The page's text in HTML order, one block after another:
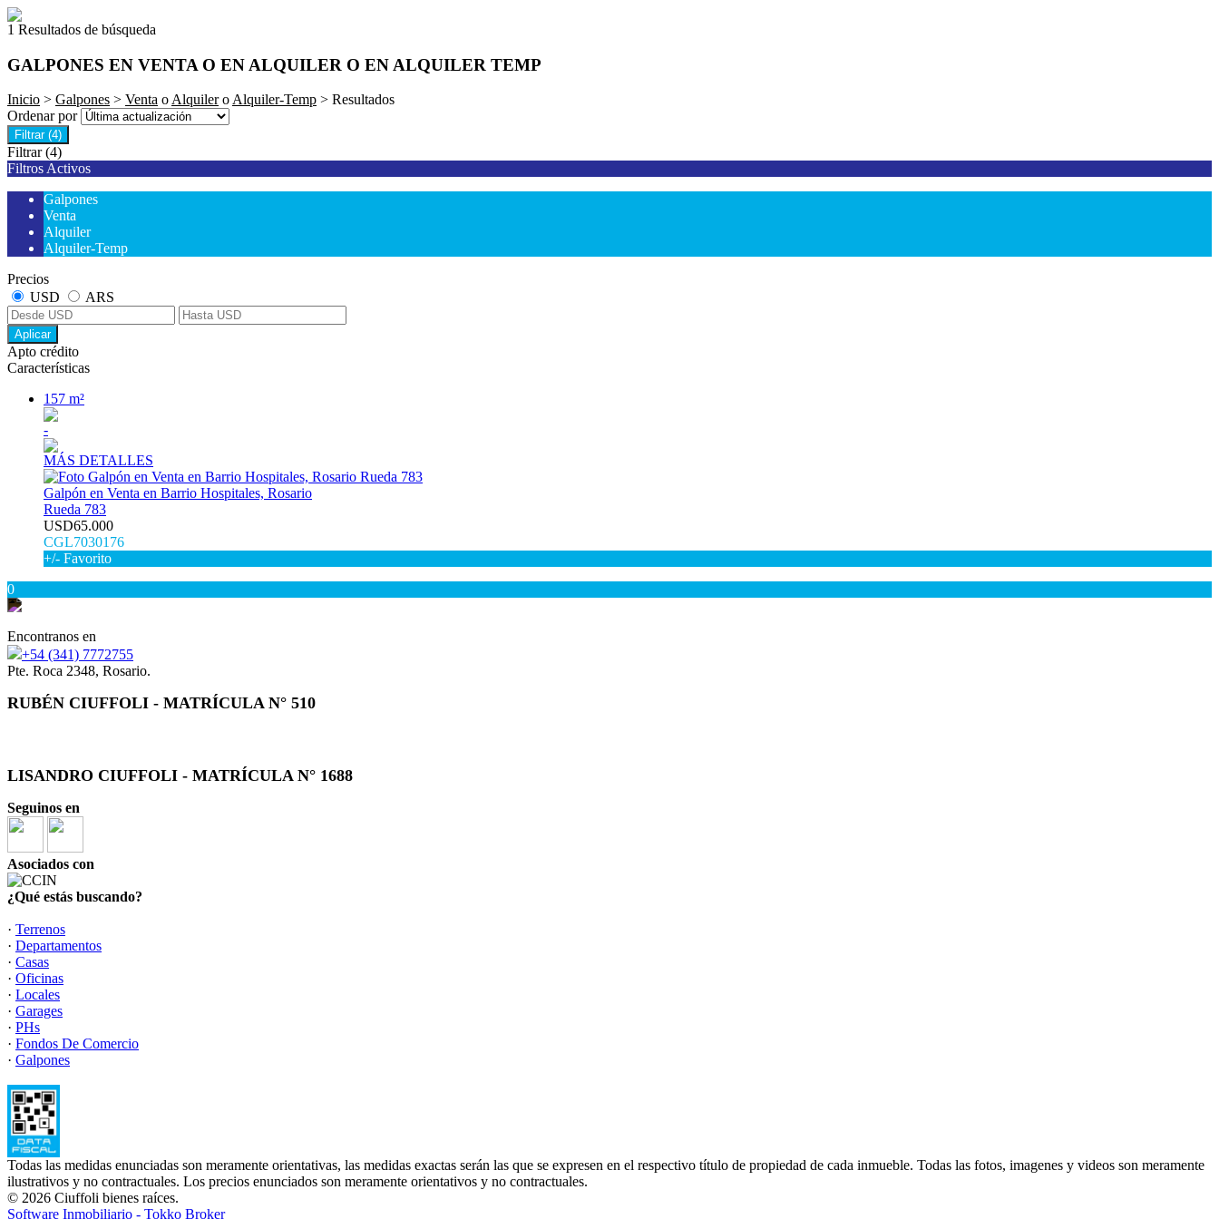
1 Resultados de búsqueda
GALPONES EN VENTA O EN ALQUILER O EN ALQUILER TEMP
Inicio > Galpones > Venta oAlquileroAlquiler-Temp > Resultados
Ordenar por
Filtrar (4)
Filtrar (4)
Filtros Activos
Galpones
Venta
Alquiler
Alquiler-Temp
Precios
USD
ARS
Aplicar
Apto crédito
Características
157 m²
-
MÁS DETALLES
Galpón en Venta en Barrio Hospitales, Rosario
Rueda 783
USD65.000
CGL7030176
+/- Favorito
0
Encontranos en
+54 (341) 7772755
Pte. Roca 2348, Rosario.
RUBÉN CIUFFOLI - MATRÍCULA N° 510
LISANDRO CIUFFOLI - MATRÍCULA N° 1688
Seguinos en
Asociados con
¿Qué estás buscando?
· Terrenos
· Departamentos
· Casas
· Oficinas
· Locales
· Garages
· PHs
· Fondos De Comercio
· Galpones
Todas las medidas enunciadas son meramente orientativas, las medidas exactas serán las que se expresen en el respectivo título de propiedad de cada inmueble. Todas las fotos, imagenes y videos son meramente
ilustrativos y no contractuales. Los precios enunciados son meramente orientativos y no contractuales.
© 2026 Ciuffoli bienes raíces.
Software Inmobiliario - Tokko Broker